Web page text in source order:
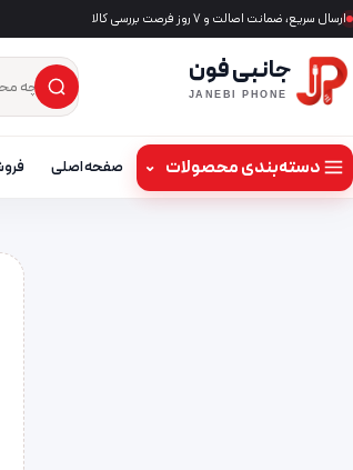
ارسال سریع، ضمانت اصالت و ۷ روز فرصت بررسی کالا
جانبی فون
JANEBI PHONE
×
دسته‌بندی محصولات ⌄ صفحه اصلی